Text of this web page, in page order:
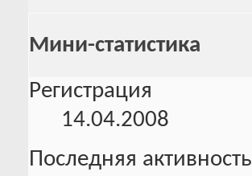
Мини-статистика
Регистрация
14.04.2008
Последняя активность